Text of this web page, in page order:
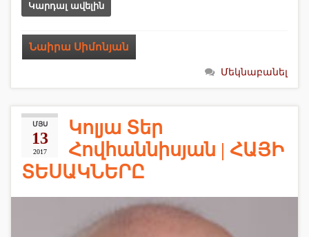
Կարդալ ավելին
Նաիրա Սիմոնյան
Մեկնաբանել
ՄՅՍ
13
2017
Կոլյա Տեր
Հովհաննիսյան | ՀԱՅԻ
ՏԵՍԱԿՆԵՐԸ